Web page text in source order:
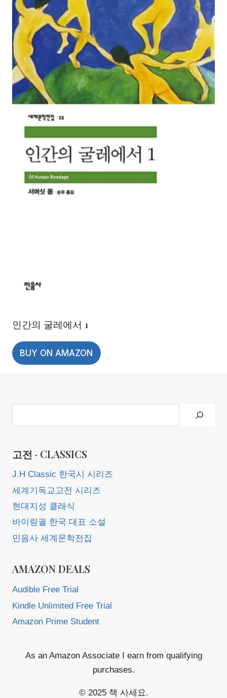
인간의 굴레에서 1
BUY ON AMAZON
고전 · CLASSICS
J.H Classic 한국시 시리즈
세계기독교고전 시리즈
현대지성 클래식
바이링궐 한국 대표 소설
민음사 세계문학전집
AMAZON DEALS
Audible Free Trial
Kindle Unlimited Free Trial
Amazon Prime Student
As an Amazon Associate I earn from qualifying
purchases.
© 2025 책 사세요.